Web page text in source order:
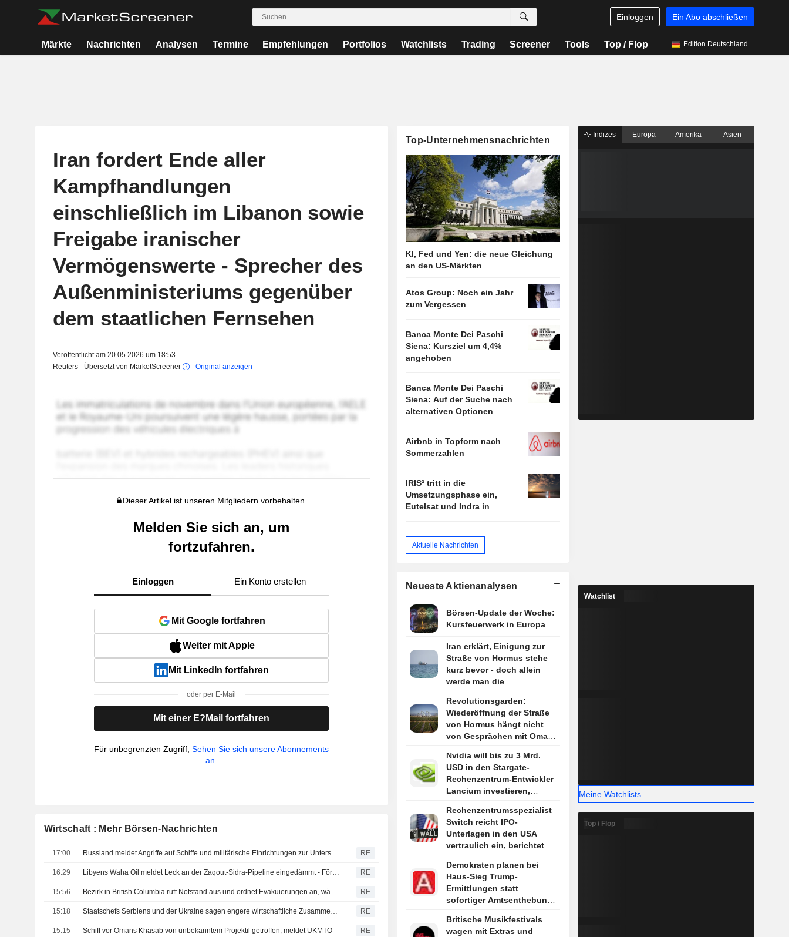
Einloggen Ein Abo abschließen
Märkte Nachrichten Analysen Termine Empfehlungen Portfolios Watchlists Trading Screener Tools Top / Flop Edition Deutschland
Iran fordert Ende aller
Kampfhandlungen
einschließlich im Libanon sowie
Freigabe iranischer
Vermögenswerte - Sprecher des
Außenministeriums gegenüber
dem staatlichen Fernsehen
Veröffentlicht am 20.05.2026 um 18:53
Reuters - Übersetzt von MarketScreener
- Original anzeigen
Dieser Artikel ist unseren Mitgliedern vorbehalten.
Melden Sie sich an, um
fortzufahren.
Einloggen Ein Konto erstellen
Mit Google fortfahren
Weiter mit Apple
Mit LinkedIn fortfahren
oder per E-Mail
Mit einer E?Mail fortfahren
Für unbegrenzten Zugriff,Sehen Sie sich unsere Abonnements
an.
Wirtschaft : Mehr Börsen-Nachrichten
17:00 Russland meldet Angriffe auf Schiffe und militärische Einrichtungen zur Unterstützung der Ukraine in Odesa und Mykolaiv RE
16:29 Libyens Waha Oil meldet Leck an der Zaqout-Sidra-Pipeline eingedämmt - Förderung nach Reparaturen wieder aufgenommen RE
15:56 Bezirk in British Columbia ruft Notstand aus und ordnet Evakuierungen an, während Waldbrand wütet RE
15:18 Staatschefs Serbiens und der Ukraine sagen engere wirtschaftliche Zusammenarbeit zu RE
15:15 Schiff vor Omans Khasab von unbekanntem Projektil getroffen, meldet UKMTO RE
Top-Unternehmensnachrichten
KI, Fed und Yen: die neue Gleichung
an den US-Märkten
Atos Group: Noch ein Jahr
zum Vergessen
Banca Monte Dei Paschi
Siena: Kursziel um 4,4%
angehoben
Banca Monte Dei Paschi
Siena: Auf der Suche nach
alternativen Optionen
Airbnb in Topform nach
Sommerzahlen
IRIS² tritt in die
Umsetzungsphase ein,
Eutelsat und Indra in
Aktuelle Nachrichten
Neueste Aktienanalysen
Börsen-Update der Woche:
Kursfeuerwerk in Europa
Iran erklärt, Einigung zur
Straße von Hormus stehe
kurz bevor - doch allein
werde man die
Revolutionsgarden:
Wiederöffnung der Straße
von Hormus hängt nicht
von Gesprächen mit Oman
Nvidia will bis zu 3 Mrd.
USD in den Stargate-
Rechenzentrum-Entwickler
Lancium investieren,
Rechenzentrumsspezialist
Switch reicht IPO-
Unterlagen in den USA
vertraulich ein, berichtet
Demokraten planen bei
Haus-Sieg Trump-
Ermittlungen statt
sofortiger Amtsenthebung,
Britische Musikfestivals
wagen mit Extras und
Indizes Europa Amerika Asien
Watchlist
Meine Watchlists
Top / Flop